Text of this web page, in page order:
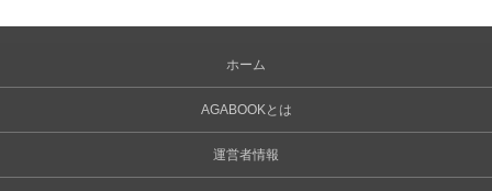
ホーム
AGABOOKとは
運営者情報